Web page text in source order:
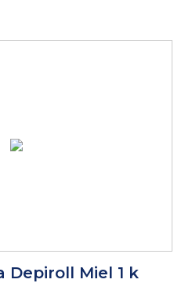
Depiroll Miel 1 k